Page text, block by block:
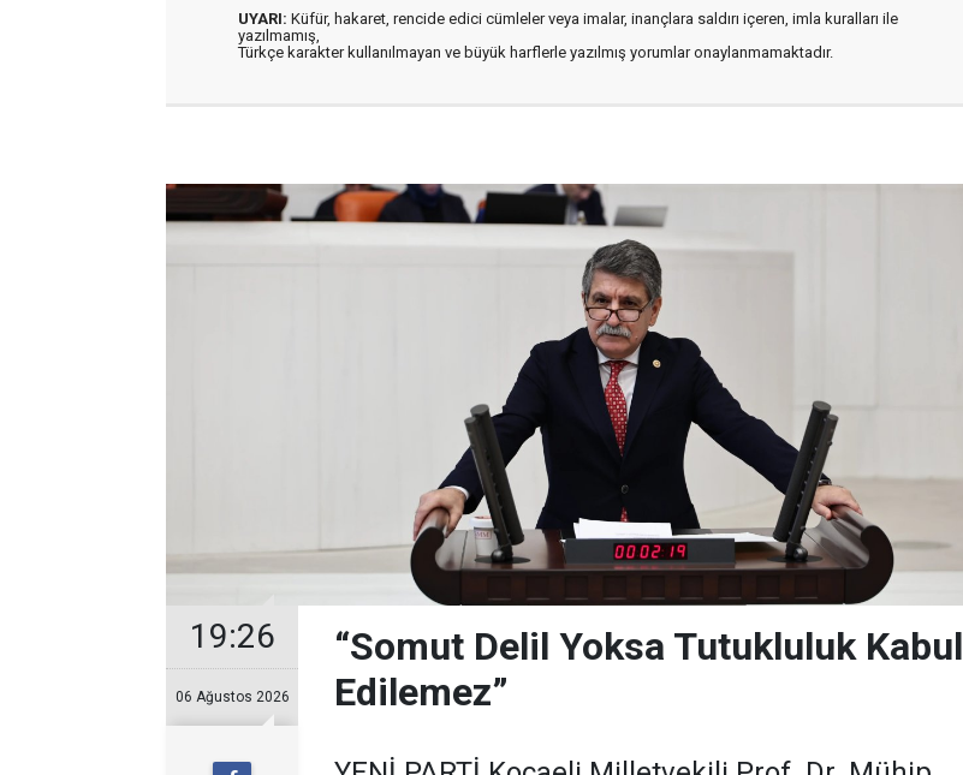
UYARI: Küfür, hakaret, rencide edici cümleler veya imalar, inançlara saldırı içeren, imla kuralları ile
yazılmamış,
Türkçe karakter kullanılmayan ve büyük harflerle yazılmış yorumlar onaylanmamaktadır.
19:26
06 Ağustos 2026
“Somut Delil Yoksa Tutukluluk Kabul
Edilemez”